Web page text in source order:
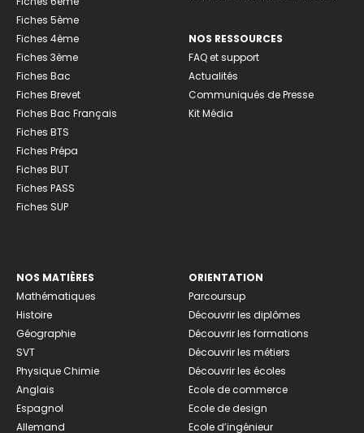
Fiches 5ème
Fiches 4ème
Fiches 3ème
Fiches Bac
Fiches Brevet
Fiches Bac Français
Fiches BTS
Fiches Prépa
Fiches BUT
Fiches PASS
Fiches SUP
NOS RESSOURCES
FAQ et support
Actualités
Communiqués de Presse
Kit Média
NOS MATIÈRES
Mathématiques
Histoire
Géographie
SVT
Physique Chimie
Anglais
Espagnol
Allemand
ORIENTATION
Parcoursup
Découvrir les diplômes
Découvrir les formations
Découvrir les métiers
Découvrir les écoles
Ecole de commerce
Ecole de design
Ecole d’ingénieur